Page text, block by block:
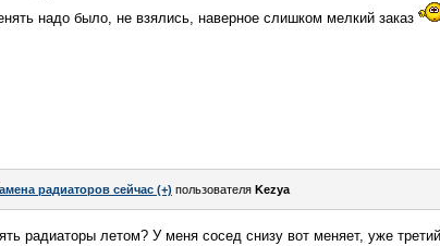
надо было, не взялись, наверное слишком мелкий заказ
радиаторов сейчас (+) пользователя Kezya
радиаторы летом? У меня сосед снизу вот меняет, уже